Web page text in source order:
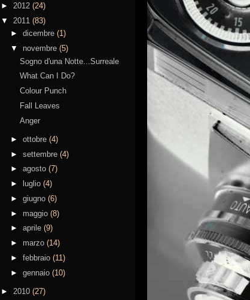
► 2012 (24)
▼ 2011 (83)
► dicembre (1)
▼ novembre (5)
Sogno d'una Notte...Surreale
What Can I Do?
Colour Punch
Fall Leaves
Anger
► ottobre (4)
► settembre (4)
► agosto (7)
►
luglio (4)
► giugno (6)
► maggio (8)
► aprile (9)
► marzo (14)
► febbraio (11)
► gennaio (10)
► 2010 (27)